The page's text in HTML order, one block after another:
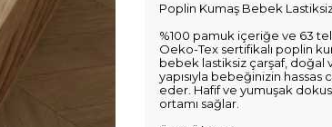
Poplin Kumaş Bebek
%100 pamuk içeriğe ve 63 tel
Oeko-Tex sertifikalı poplin
bebek lastiksiz çarşaf, doğal
yapısıyla bebeğinizin
eder. Hafif ve yumuşak
ortamı sağlar.